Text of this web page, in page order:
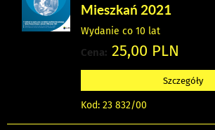
Mieszkań 2021
Wydanie co 10 lat
Cena: 25,00 PLN
Szczegóły
Kod: 23 832/00